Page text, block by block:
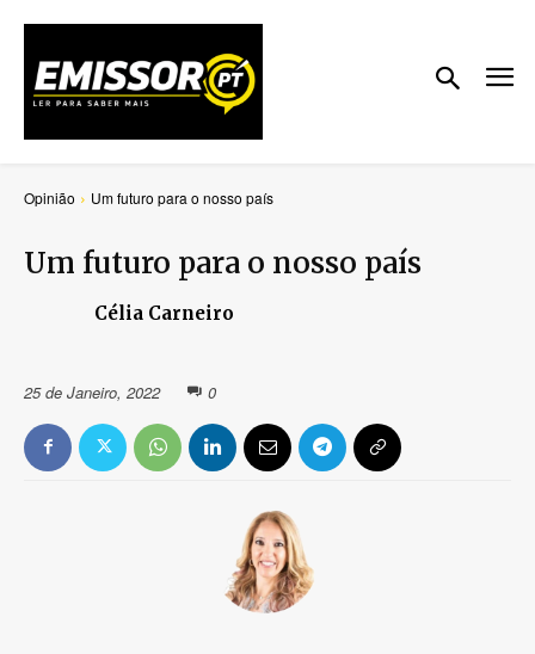
Opinião Um futuro para o nosso país
Um futuro para o nosso país
Célia Carneiro
25 de Janeiro, 2022 0